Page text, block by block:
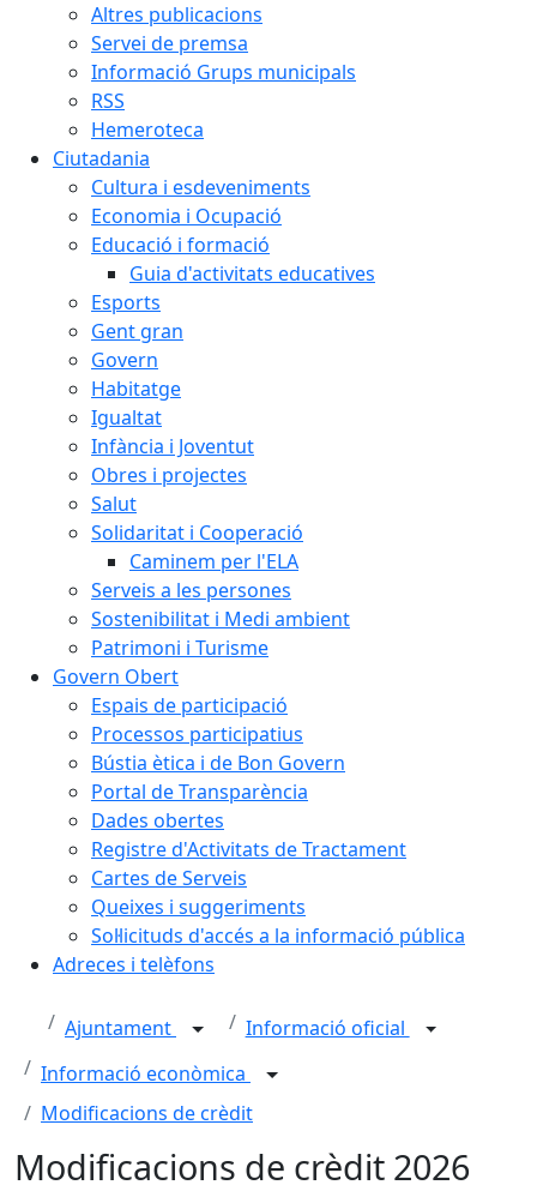
Altres publicacions
Servei de premsa
Informació Grups municipals
RSS
Hemeroteca
Ciutadania
Cultura i esdeveniments
Economia i Ocupació
Educació i formació
Guia d'activitats educatives
Esports
Gent gran
Govern
Habitatge
Igualtat
Infància i Joventut
Obres i projectes
Salut
Solidaritat i Cooperació
Caminem per l'ELA
Serveis a les persones
Sostenibilitat i Medi ambient
Patrimoni i Turisme
Govern Obert
Espais de participació
Processos participatius
Bústia ètica i de Bon Govern
Portal de Transparència
Dades obertes
Registre d'Activitats de Tractament
Cartes de Serveis
Queixes i suggeriments
Sol·licituds d'accés a la informació pública
Adreces i telèfons
Ajuntament
Informació oficial
Informació econòmica
Modificacions de crèdit
Modificacions de crèdit 2026